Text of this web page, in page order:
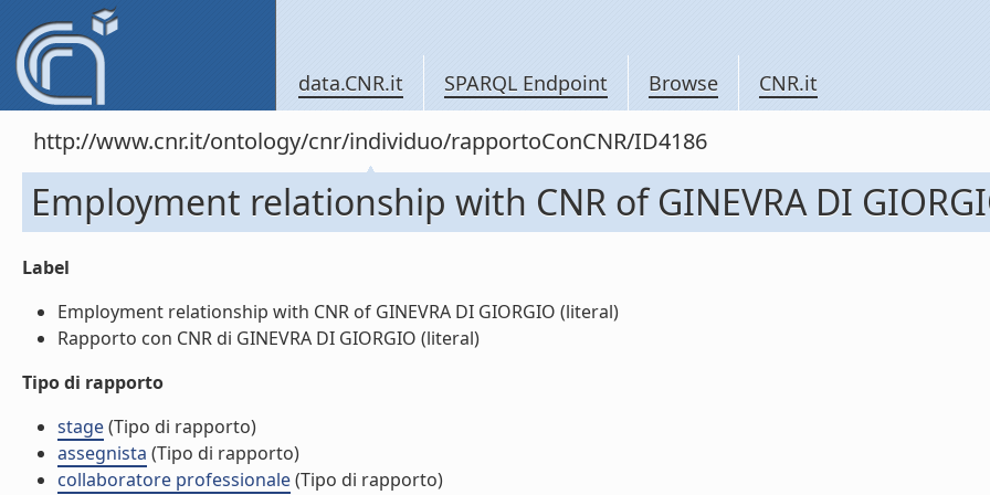
data.CNR.it SPARQL Endpoint Browse CNR.it
http://www.cnr.it/ontology/cnr/individuo/rapportoConCNR/ID4186
Employment relationship with CNR of GINEVRA DI
Label
Employment relationship with CNR of GINEVRA DI GIORGIO (literal)
Rapporto con CNR di GINEVRA DI GIORGIO (literal)
Tipo di rapporto
stage(Tipo di rapporto)
assegnista (Tipo di rapporto)
collaboratore professionale(Tipo di rapporto)